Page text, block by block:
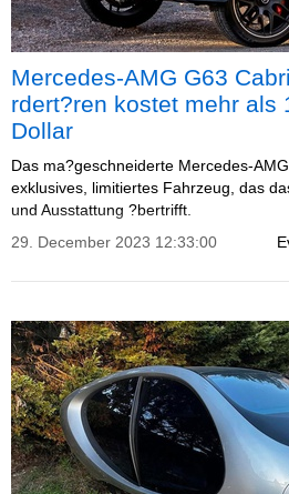
Mercedes-AMG G63
rdert?ren kostet mehr als
Dollar
Das ma?geschneiderte Mercedes-
exklusives, limitiertes Fahrzeug, das
und Ausstattung ?bertrifft.
29. December 2023 12:33:00